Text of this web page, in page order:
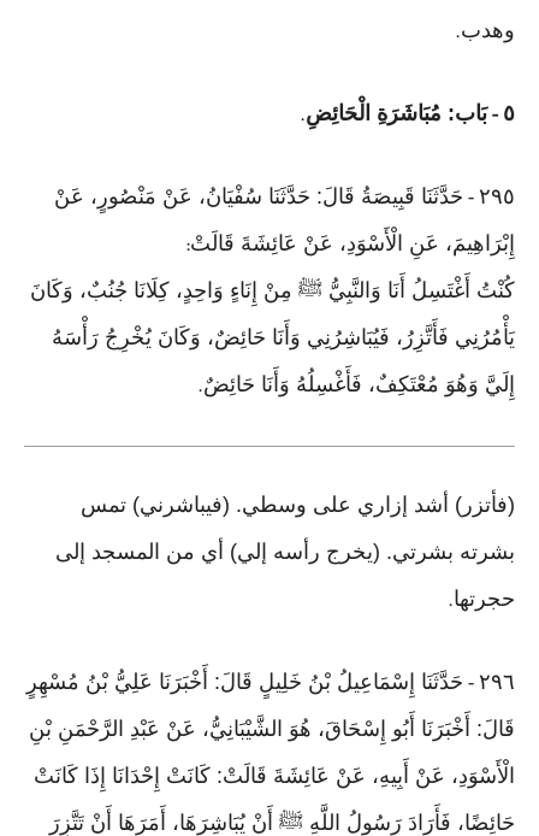
وهدب.
٥ -بَاب: مُبَاشَرَةِ الْحَائِضِ.
٢٩٥ - حَدَّثَنَا قَبِيصَةُ قَالَ: حَدَّثَنَا سُفْيَانُ، عَنْ مَنْصُورٍ، عَنْ
إِبْرَاهِيمَ، عَنِ الْأَسْوَدِ، عَنْ عَائِشَةَ قَالَتْ:
كُنْتُ أَغْتَسِلُ أَنَا وَالنَّبِيُّ ﷺ مِنْ إِنَاءٍ وَاحِدٍ، كِلَانَا جُنُبٌ، وَكَانَ
يَأْمُرُنِي فَأَتَّزِرُ، فَيُبَاشِرُنِي وَأَنَا حَائِضٌ، وَكَانَ يُخْرِجُ رَأْسَهُ
إِلَيَّ وَهُوَ مُعْتَكِفٌ، فَأَغْسِلُهُ وَأَنَا حَائِضٌ.
(فأتزر) أشد إزاري على وسطي. (فيباشرني) تمس
بشرته بشرتي. (يخرج رأسه إلي) أي من المسجد إلى
حجرتها.
٢٩٦ - حَدَّثَنَا إِسْمَاعِيلُ بْنُ خَلِيلٍ قَالَ: أَخْبَرَنَا عَلِيُّ بْنُ مُسْهِرٍ
قَالَ: أَخْبَرَنَا أَبُو إِسْحَاقَ، هُوَ الشَّيْبَانِيُّ، عَنْ عَبْدِ الرَّحْمَنِ بْنِ
الْأَسْوَدِ، عَنْ أَبِيهِ، عَنْ عَائِشَةَ قَالَتْ: كَانَتْ إِحْدَانَا إِذَا كَانَتْ
حَائِضًا، فَأَرَادَ رَسُولُ اللَّهِ ﷺ أَنْ يُبَاشِرَهَا، أَمَرَهَا أَنْ تَتَّزِرَ